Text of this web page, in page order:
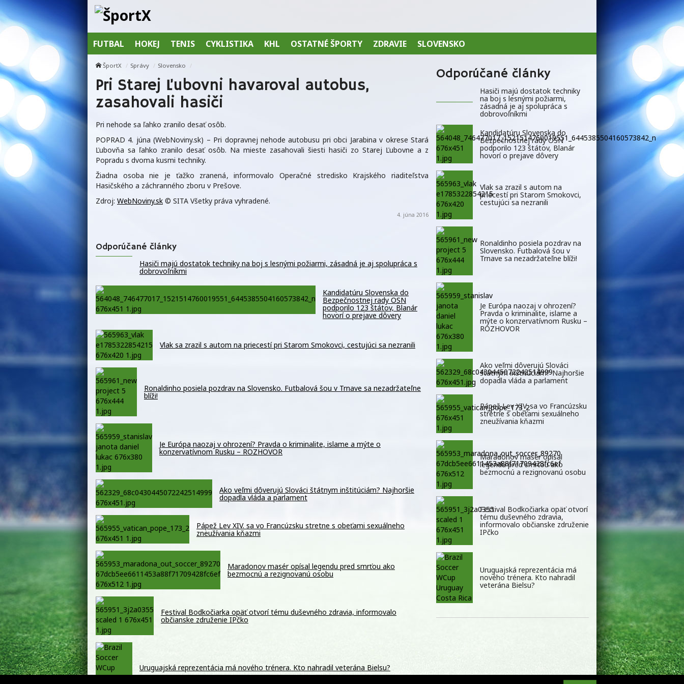
FUTBAL HOKEJ TENIS CYKLISTIKA KHL OSTATNÉ ŠPORTY ZDRAVIE SLOVENSKO
ŠportX Správy Slovensko
Pri Starej Ľubovni havaroval autobus,
zasahovali hasiči
Pri nehode sa ľahko zranilo desať osôb.
POPRAD 4. júna (WebNoviny.sk) – Pri dopravnej nehode autobusu pri obci Jarabina v okrese Stará
Ľubovňa sa ľahko zranilo desať osôb. Na mieste zasahovali šiesti hasiči zo Starej Ľubovne a z
Popradu s dvoma kusmi techniky.
Žiadna osoba nie je ťažko zranená, informovalo Operačné stredisko Krajského riaditeľstva
Hasičského a záchranného zboru v Prešove.
Zdroj: WebNoviny.sk © SITA Všetky práva vyhradené.
4. júna 2016
Odporúčané články
Hasiči majú dostatok techniky na boj s lesnými požiarmi, zásadná je aj spolupráca s
dobrovoľníkmi
Kandidatúru Slovenska do
Bezpečnostnej rady OSN
podporilo 123 štátov, Blanár
hovorí o prejave dôvery
Vlak sa zrazil s autom na priecestí pri Starom Smokovci, cestujúci sa nezranili
Ronaldinho posiela pozdrav na Slovensko. Futbalová šou v Trnave sa nezadržateľne
blíži!
Je Európa naozaj v ohrození? Pravda o kriminalite, islame a mýte o
konzervatívnom Rusku – ROZHOVOR
Ako veľmi dôverujú Slováci štátnym inštitúciám? Najhoršie
dopadla vláda a parlament
Pápež Lev XIV. sa vo Francúzsku stretne s obeťami sexuálneho
zneužívania kňazmi
Maradonov masér opísal legendu pred smrťou ako
bezmocnú a rezignovanú osobu
Festival Bodkočiarka opäť otvorí tému duševného zdravia, informovalo
občianske združenie IPčko
Uruguajská reprezentácia má nového trénera. Kto nahradil veterána Bielsu?
Odporúčané články
Hasiči majú dostatok techniky
na boj s lesnými požiarmi,
zásadná je aj spolupráca s
dobrovoľníkmi
Kandidatúru Slovenska do
Bezpečnostnej rady OSN
podporilo 123 štátov, Blanár
hovorí o prejave dôvery
Vlak sa zrazil s autom na
priecestí pri Starom Smokovci,
cestujúci sa nezranili
Ronaldinho posiela pozdrav na
Slovensko. Futbalová šou v
Trnave sa nezadržateľne blíži!
Je Európa naozaj v ohrození?
Pravda o kriminalite, islame a
mýte o konzervatívnom Rusku –
ROZHOVOR
Ako veľmi dôverujú Slováci
štátnym inštitúciám? Najhoršie
dopadla vláda a parlament
Pápež Lev XIV. sa vo Francúzsku
stretne s obeťami sexuálneho
zneužívania kňazmi
Maradonov masér opísal
legendu pred smrťou ako
bezmocnú a rezignovanú osobu
Festival Bodkočiarka opäť otvorí
tému duševného zdravia,
informovalo občianske združenie
IPčko
Uruguajská reprezentácia má
nového trénera. Kto nahradil
veterána Bielsu?